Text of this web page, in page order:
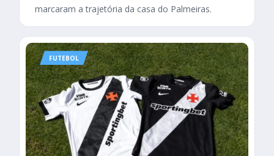
marcaram a trajetória da casa do Palmeiras.
FUTEBOL